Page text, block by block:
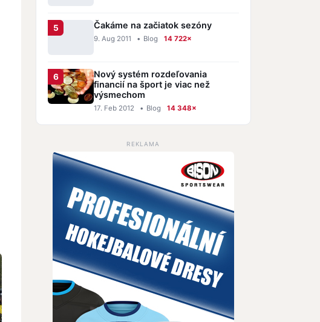
Čakáme na začiatok sezóny
9. Aug 2011 • Blog 14 722×
Nový systém rozdeľovania
financií na šport je viac než
výsmechom
17. Feb 2012 • Blog 14 348×
REKLAMA